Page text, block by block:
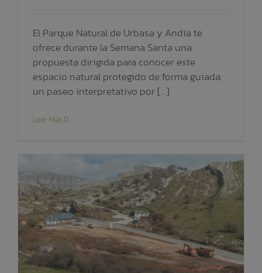
El Parque Natural de Urbasa y Andía te
ofrece durante la Semana Santa una
propuesta dirigida para conocer este
espacio natural protegido de forma guiada:
un paseo interpretativo por [...]
Leer Más